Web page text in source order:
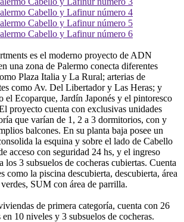
es el moderno proyecto de ADN
una zona de Palermo conecta diferentes
Plaza Italia y La Rural; arterias de
como Av. Del Libertador y Las Heras; y
el Ecoparque, Jardín Japonés y el pintoresco
proyecto cuenta con exclusivas unidades
que varían de 1, 2 a 3 dormitorios, con y
balcones. En su planta baja posee un
la esquina y sobre el lado de Cabello
acceso con seguridad 24 hs, y el ingreso
los 3 subsuelos de cocheras cubiertas. Cuenta
como la piscina descubierta, descubierta, área
SUM con área de parrilla.
de primera categoría, cuenta con 26
10 niveles y 3 subsuelos de cocheras.